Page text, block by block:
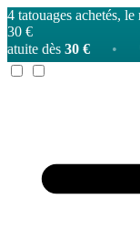
4 tatouages achetés,
30 €
€
• 4